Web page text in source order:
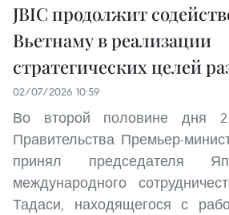
JBIC продолжит
Вьетнаму в реализации
стратегических целей
02/07/2026 10:59
Во второй половине
Правительства Премьер-
принял председателя
международного
Тадаси, находящегося с